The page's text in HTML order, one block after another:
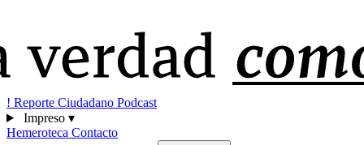
! Reporte Ciudadano Podcast
Impreso ▾
Hemeroteca Contacto